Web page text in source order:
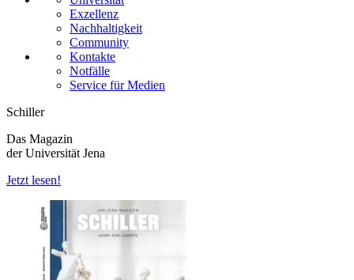
Exzellenz
Nachhaltigkeit
Community
Kontakte
Notfälle
Service für Medien
Schiller
Das Magazin
der Universität Jena
Jetzt lesen!